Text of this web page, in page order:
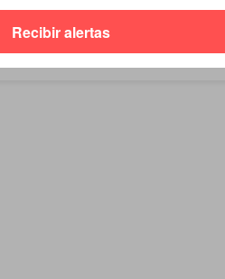
Recibir alertas